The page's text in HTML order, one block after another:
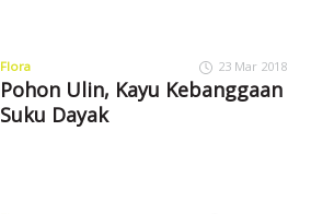
Flora 23 Mar 2018
Pohon Ulin, Kayu Kebanggaan
Suku Dayak